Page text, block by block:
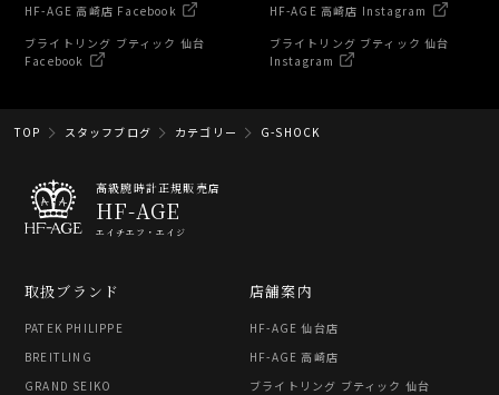
HF-AGE 高崎店 Facebook
ブライトリング ブティック 仙台
Facebook
HF-AGE 高崎店 Instagram
ブライトリング ブティック 仙台
Instagram
TOP スタッフブログ カテゴリー G-SHOCK
高級腕時計正規販売店
HF-AGE
エイチエフ・エイジ
取扱ブランド
PATEK PHILIPPE
BREITLING
GRAND SEIKO
店舗案内
HF-AGE 仙台店
HF-AGE 高崎店
ブライトリング ブティック 仙台